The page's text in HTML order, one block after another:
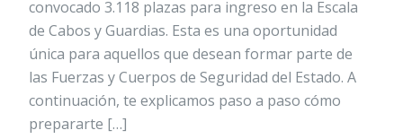
convocado 3.118 plazas para ingreso en la Escala
de Cabos y Guardias. Esta es una oportunidad
única para aquellos que desean formar parte de
las Fuerzas y Cuerpos de Seguridad del Estado. A
continuación, te explicamos paso a paso cómo
prepararte […]